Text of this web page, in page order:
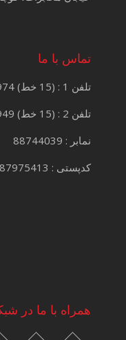
تماس با ما
تلفن 1 : (15 خط) 88744974
تلفن 2 : (15 خط) 88504949
نمابر : 88744039
کدپستی : 1587975413
همراه با ما در